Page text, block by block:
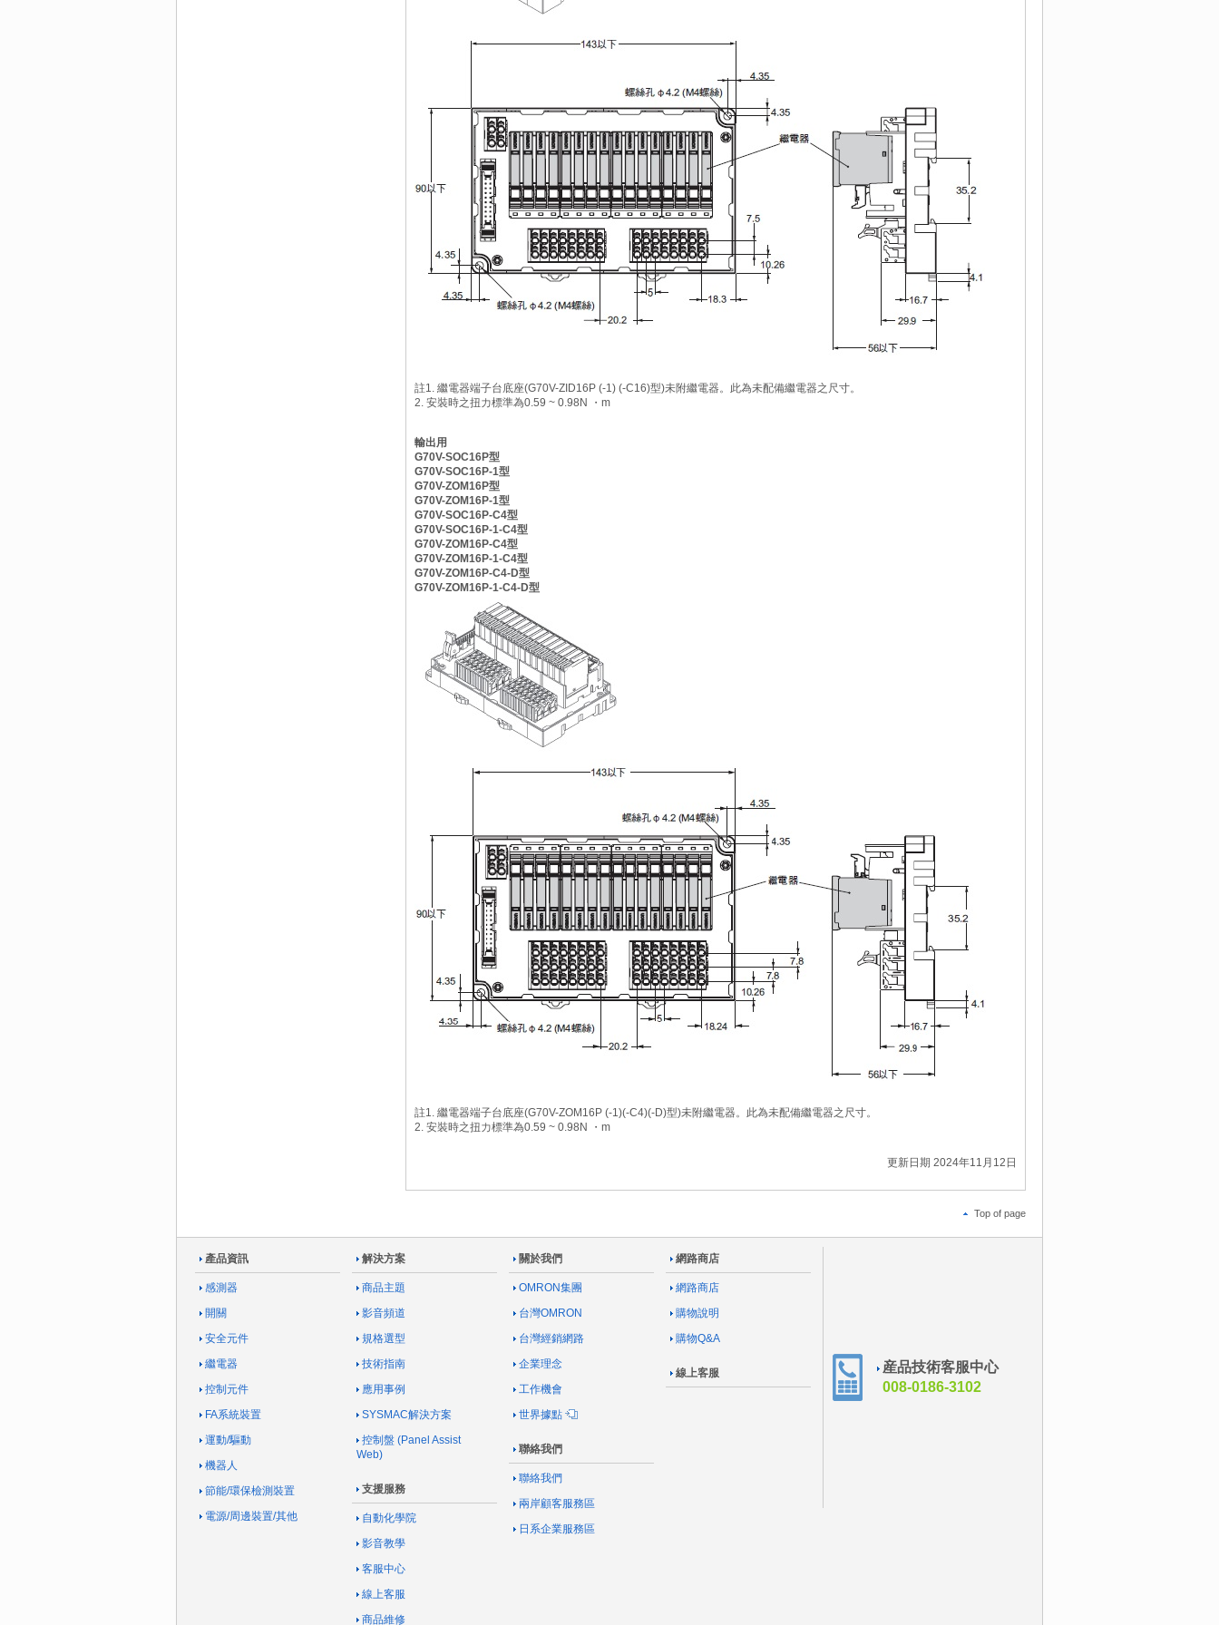
註1. 繼電器端子台底座(G70V-ZID16P (-1) (-C16)型)未附繼電器。此為未配備繼電器之尺寸。
2. 安裝時之扭力標準為0.59 ~ 0.98N ・m
輸出用
G70V-SOC16P型
G70V-SOC16P-1型
G70V-ZOM16P型
G70V-ZOM16P-1型
G70V-SOC16P-C4型
G70V-SOC16P-1-C4型
G70V-ZOM16P-C4型
G70V-ZOM16P-1-C4型
G70V-ZOM16P-C4-D型
G70V-ZOM16P-1-C4-D型
註1. 繼電器端子台底座(G70V-ZOM16P (-1)(-C4)(-D)型)未附繼電器。此為未配備繼電器之尺寸。
2. 安裝時之扭力標準為0.59 ~ 0.98N ・m
更新日期 2024年11月12日
Top of page
產品資訊
感測器
開關
安全元件
繼電器
控制元件
FA系統裝置
運動/驅動
機器人
節能/環保檢測裝置
電源/周邊裝置/其他
解決方案
商品主題
影音頻道
規格選型
技術指南
應用事例
SYSMAC解決方案
控制盤 (Panel Assist
Web)
支援服務
自動化學院
影音教學
客服中心
線上客服
商品維修
關於我們
OMRON集團
台灣OMRON
台灣經銷網路
企業理念
工作機會
世界據點
聯絡我們
聯絡我們
兩岸顧客服務區
日系企業服務區
網路商店
網路商店
購物說明
購物Q&A
線上客服
産品技術客服中心
008-0186-3102